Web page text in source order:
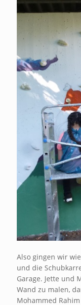
Also gingen wir
und die
Garage. Jette und
Wand zu malen,
Mohammed